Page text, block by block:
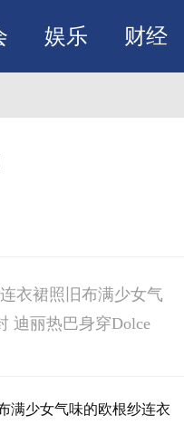
娱乐 财经
衣裙照旧布满少女气
迪丽热巴身穿Dolce
满少女气味的欧根纱连衣